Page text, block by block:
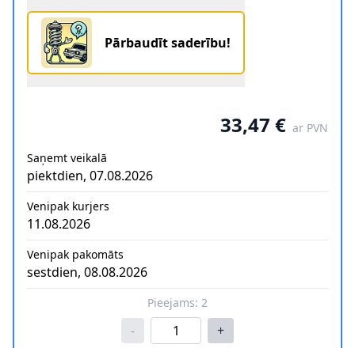
Pārbaudīt saderību!
33,47 € ar PVN
Saņemt veikalā
piektdien, 07.08.2026
Venipak kurjers
11.08.2026
Venipak pakomāts
sestdien, 08.08.2026
Pieejams: 2
- +